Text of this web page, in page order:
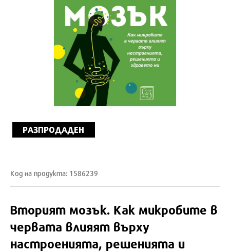
РАЗПРОДАДЕН
Код на продукта: 1586239
Вторият мозък. Как микробите в
червата влияят върху
настроенията, решенията и